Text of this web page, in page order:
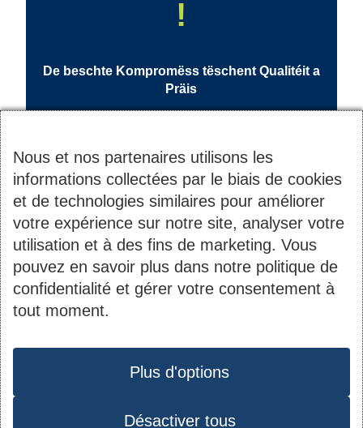
Nous et nos partenaires utilisons les
informations collectées par le biais de cookies
et de technologies similaires pour améliorer
votre expérience sur notre site, analyser votre
utilisation et à des fins de marketing. Vous
pouvez en savoir plus dans notre politique de
confidentialité et gérer votre consentement à
tout moment.
Plus d'options
Désactiver tous
!
De beschte Kompromëss tëschent Qualitéit a
Präis
Informations
du
pied
de
page
Matricule : 1919 2200
Contact
L-1852 Luxembourg
Tél. :44 82 92-1